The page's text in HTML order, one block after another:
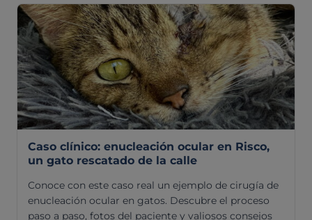
Caso clínico: enucleación ocular en Risco,
un gato rescatado de la calle
Conoce con este caso real un ejemplo de cirugía de
enucleación ocular en gatos. Descubre el proceso
paso a paso, fotos del paciente y valiosos consejos